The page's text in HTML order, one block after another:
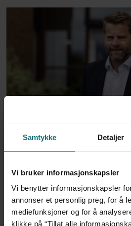
Samtykke Detaljer
Vi bruker informasjonskapsler
Vi benytter informasjonskapsler
annonser et personlig preg, for å
mediefunksjoner og for å
klikke på “Tillat alle
Historien om
basistilskudd